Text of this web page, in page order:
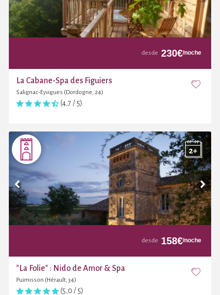
desde 230€/noche
La Cabane-Spa des Figuiers
Salignac-Eyvigues (Dordogne, 24)
(4,7 / 5)
desde 158€/noche
"La Folie" : Nido de Amor & Spa
Puimisson (Hérault, 34)
(5,0 / 5)